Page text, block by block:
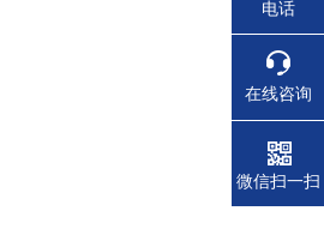
电话
在线咨询
微信扫一扫